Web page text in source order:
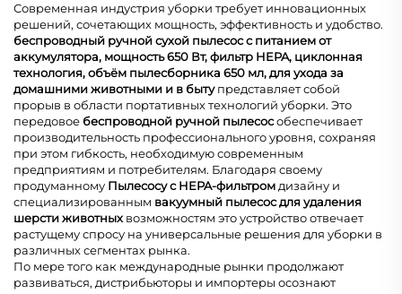
Современная индустрия уборки требует инновационных
решений, сочетающих мощность, эффективность и удобство.
беспроводный ручной сухой пылесос с питанием от
аккумулятора, мощность 650 Вт, фильтр HEPA, циклонная
технология, объём пылесборника 650 мл, для ухода за
домашними животными и в бытупредставляет собой
прорыв в области портативных технологий уборки. Это
передовое беспроводной ручной пылесособеспечивает
производительность профессионального уровня, сохраняя
при этом гибкость, необходимую современным
предприятиям и потребителям. Благодаря своему
продуманному Пылесосу с HEPA-фильтромдизайну и
специализированным вакуумный пылесос для удаления
шерсти животныхвозможностям это устройство отвечает
растущему спросу на универсальные решения для уборки в
различных сегментах рынка.
По мере того как международные рынки продолжают
развиваться, дистрибьюторы и импортеры осознают